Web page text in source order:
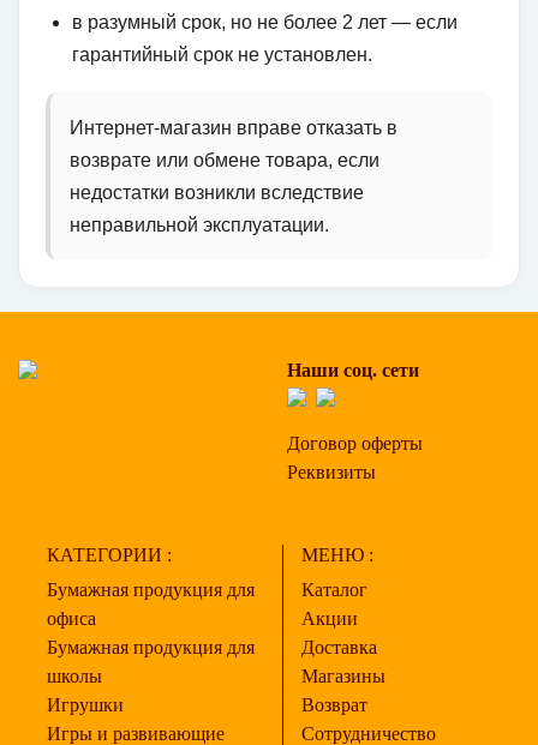
в разумный срок, но не более 2 лет — если
гарантийный срок не установлен.
Интернет-магазин вправе отказать в
возврате или обмене товара, если
недостатки возникли вследствие
неправильной эксплуатации.
Наши соц. сети
Договор оферты
Реквизиты
КАТЕГОРИИ :
Бумажная продукция для
офиса
Бумажная продукция для
школы
Игрушки
Игры и развивающие
МЕНЮ :
Каталог
Акции
Доставка
Магазины
Возврат
Сотрудничество